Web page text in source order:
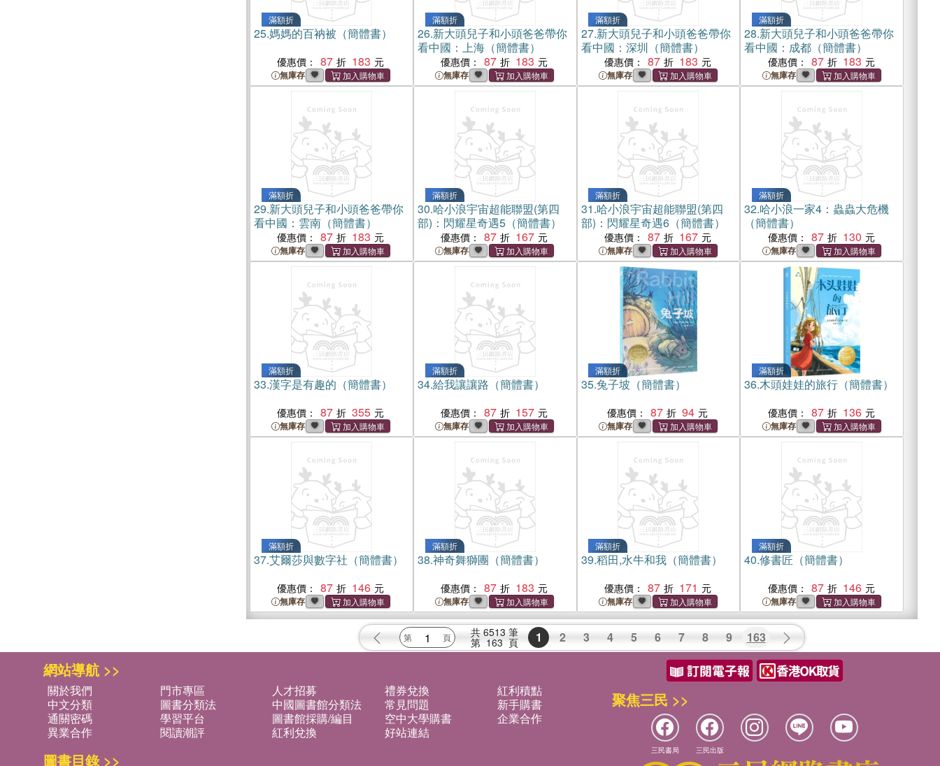
滿額折
25.媽媽的百衲被（簡體書）
優惠價： 87 183
無庫存
滿額折
26.新大頭兒子和小頭爸爸帶你
看中國：上海（簡體書）
優惠價： 87 183
無庫存
滿額折
27.新大頭兒子和小頭爸爸帶你
看中國：深圳（簡體書）
優惠價： 87 183
無庫存
滿額折
28.新大頭兒子和小頭爸爸帶你
看中國：成都（簡體書）
優惠價： 87 183
無庫存
滿額折
29.新大頭兒子和小頭爸爸帶你
看中國：雲南（簡體書）
優惠價： 87 183
無庫存
滿額折
30.哈小浪宇宙超能聯盟(第四
部)：閃耀星奇遇5（簡體書）
優惠價： 87 167
無庫存
滿額折
31.哈小浪宇宙超能聯盟(第四
部)：閃耀星奇遇6（簡體書）
優惠價： 87 167
無庫存
滿額折
32.哈小浪一家4：蟲蟲大危機
（簡體書）
優惠價： 87 130
無庫存
滿額折
33.漢字是有趣的（簡體書）
優惠價： 87 355
無庫存
滿額折
34.給我讓讓路（簡體書）
優惠價： 87 157
無庫存
滿額折
35.兔子坡（簡體書）
優惠價： 87 94
無庫存
滿額折
36.木頭娃娃的旅行（簡體書）
優惠價： 87 136
無庫存
滿額折
37.艾爾莎與數字社（簡體書）
優惠價： 87 146
無庫存
滿額折
38.神奇舞獅團（簡體書）
優惠價： 87 183
無庫存
滿額折
39.稻田,水牛和我（簡體書）
優惠價： 87 171
無庫存
滿額折
40.修書匠（簡體書）
優惠價： 87 146
無庫存
共 6513 筆
第 163 頁 1 2 3 4 5 6 7 8 9 163
網站導航 >>
關於我們 門市專區 人才招募 禮券兌換
紅利積點
中文分類
圖書分類法 中國圖書館分類法 常見問題
新手購書
通關密碼
學習平台 圖書館採購/編目 空中大學購書
企業合作
異業合作
閱讀潮評 紅利兌換 好站連結
圖書目錄 >>
聚焦三民 >>
三民書局 三民出版